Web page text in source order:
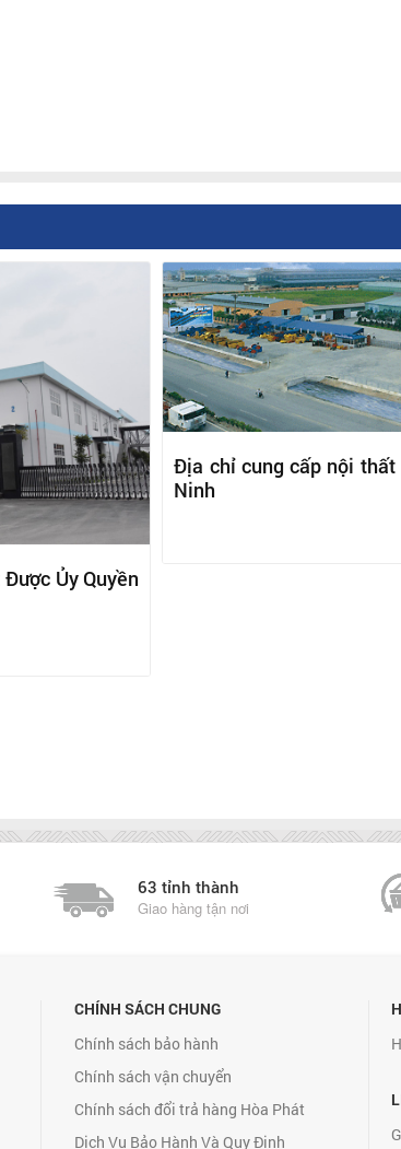
Ủy Quyền
Địa chỉ cung cấp nội thất
Ninh
63 tỉnh thành
Giao hàng tận nơi
CHÍNH SÁCH CHUNG
Chính sách bảo hành
Chính sách vận chuyển
Chính sách đổi trả hàng Hòa Phát
Dịch Vụ Bảo Hành Và Quy Định